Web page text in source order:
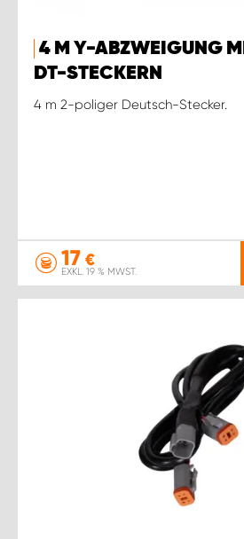
4 M Y-ABZWEIGUNG
DT-STECKERN
4 m 2-poliger Deutsch-Stecker.
17 €
EXKL. 19 % MWST.